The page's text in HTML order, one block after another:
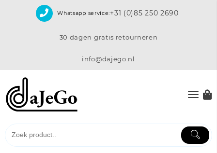
Whatsapp service:+31 (0)85 250 2690
30 dagen gratis retourneren
info@dajego.nl